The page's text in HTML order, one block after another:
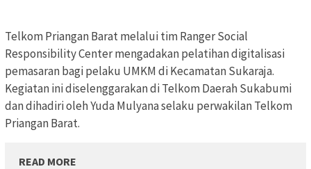
Telkom Priangan Barat melalui tim Ranger Social
Responsibility Center mengadakan pelatihan digitalisasi
pemasaran bagi pelaku UMKM di Kecamatan Sukaraja.
Kegiatan ini diselenggarakan di Telkom Daerah Sukabumi
dan dihadiri oleh Yuda Mulyana selaku perwakilan Telkom
Priangan Barat.
READ MORE